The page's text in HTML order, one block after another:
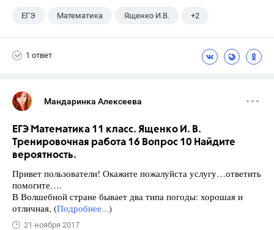
ЕГЭ Математика Ященко И.В. +2
1 ответ
Мандаринка Алексеева
ЕГЭ Математика 11 класс. Ященко И. В.
Тренировочная работа 16 Вопрос 10 Найдите
вероятность.
Привет пользователи! Окажите пожалуйста услугу…ответить
помогите….
В Волшебной стране бывает два типа погоды: хорошая и
отличная, (Подробнее...)
21 ноября 2017